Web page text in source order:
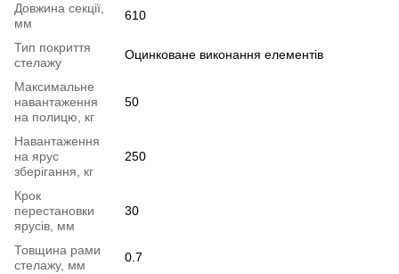
Довжина секції,
мм
610
Тип покриття
стелажу
Оцинковане виконання елементів
Максимальне
навантаження
на полицю, кг
50
Навантаження
на ярус
зберігання, кг
250
Крок
перестановки
ярусів, мм
30
Товщина рами
стелажу, мм
0.7